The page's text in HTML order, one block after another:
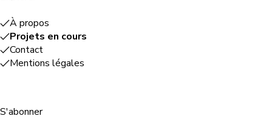
À propos
Projets en cours
Contact
Mentions légales
S'abonner